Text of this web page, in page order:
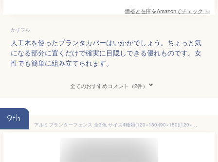
価格と在庫をAmazonでチェック >>
かずフル
人工木を使ったプランタカバーはいかがでしょう。ちょっと気
になる部分に置くだけで確実に目隠しできる優れものです。女
性でも簡単に組み立てられます。
全てのおすすめコメント（2件）
9th
アルミプランターフェンス 全3色 サイズ4種類(120×180)(90×180)(120×149)(90×149) 目隠し フェンス プランター ガーデンラティス プランターボックス 花壇フェンス おしゃれ 山善 YAMAZEN ガーデンマスター 【送料無料】